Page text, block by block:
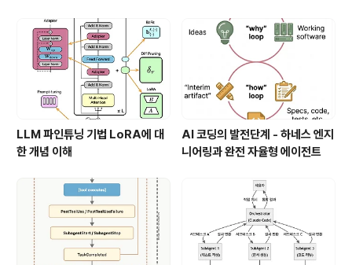
LLM 파인튜닝 기법 LoRA에 대
한 개념 이해
AI 코딩의 발전단계 - 하네스 엔지
니어링과 완전 자율형 에이전트